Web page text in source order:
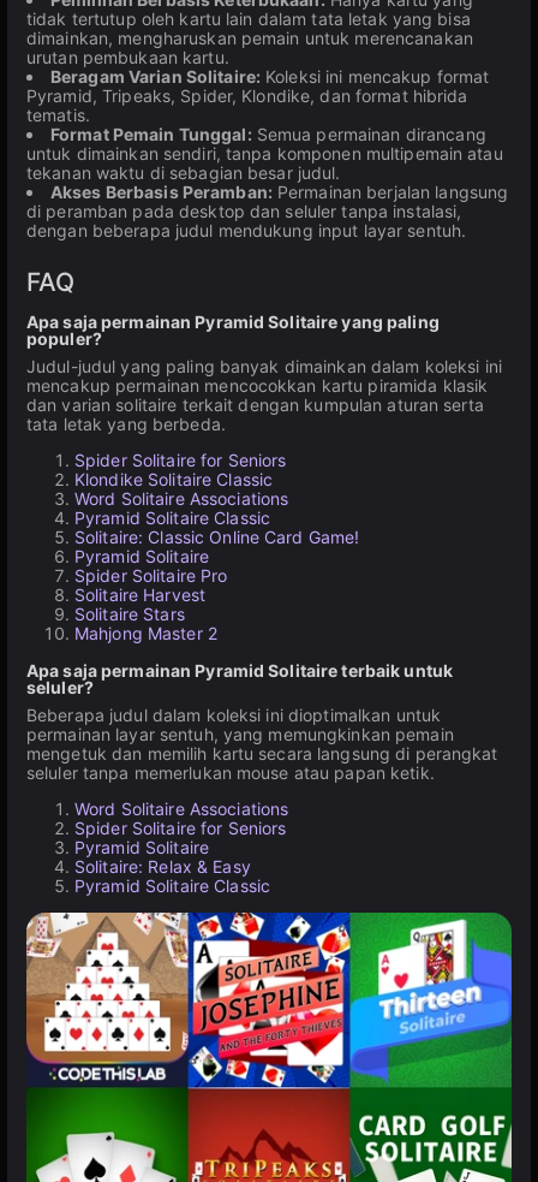
tidak tertutup oleh kartu lain dalam tata letak yang bisa
dimainkan, mengharuskan pemain untuk merencanakan
urutan pembukaan kartu.
Beragam Varian Solitaire: Koleksi ini mencakup format
Pyramid, Tripeaks, Spider, Klondike, dan format hibrida
tematis.
Format Pemain Tunggal: Semua permainan dirancang
untuk dimainkan sendiri, tanpa komponen multipemain atau
tekanan waktu di sebagian besar judul.
Akses Berbasis Peramban: Permainan berjalan langsung
di peramban pada desktop dan seluler tanpa instalasi,
dengan beberapa judul mendukung input layar sentuh.
FAQ
Apa saja permainan Pyramid Solitaire yang paling
populer?
Judul-judul yang paling banyak dimainkan dalam koleksi ini
mencakup permainan mencocokkan kartu piramida klasik
dan varian solitaire terkait dengan kumpulan aturan serta
tata letak yang berbeda.
Spider Solitaire for Seniors
Klondike Solitaire Classic
Word Solitaire Associations
Pyramid Solitaire Classic
Solitaire: Classic Online Card Game!
Pyramid Solitaire
Spider Solitaire Pro
Solitaire Harvest
Solitaire Stars
Mahjong Master 2
Apa saja permainan Pyramid Solitaire terbaik untuk
seluler?
Beberapa judul dalam koleksi ini dioptimalkan untuk
permainan layar sentuh, yang memungkinkan pemain
mengetuk dan memilih kartu secara langsung di perangkat
seluler tanpa memerlukan mouse atau papan ketik.
Word Solitaire Associations
Spider Solitaire for Seniors
Pyramid Solitaire
Solitaire: Relax & Easy
Pyramid Solitaire Classic